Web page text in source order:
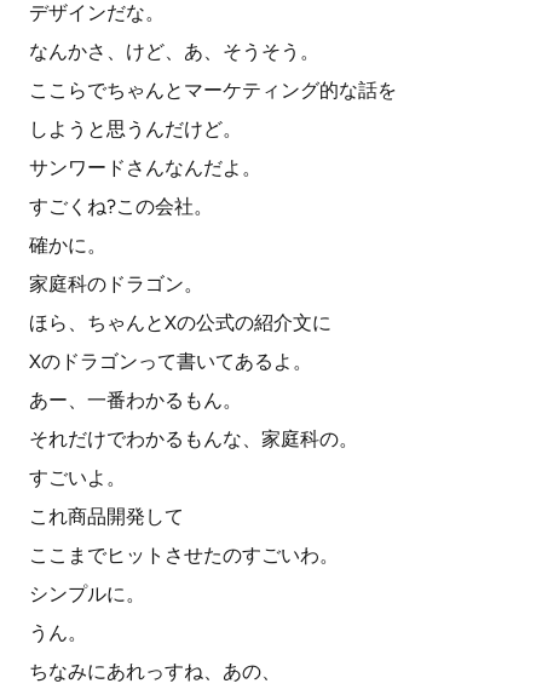
デザインだな。
なんかさ、けど、あ、そうそう。
ここらでちゃんとマーケティング的な話を
しようと思うんだけど。
サンワードさんなんだよ。
すごくね?この会社。
確かに。
家庭科のドラゴン。
ほら、ちゃんとXの公式の紹介文に
Xのドラゴンって書いてあるよ。
あー、一番わかるもん。
それだけでわかるもんな、家庭科の。
すごいよ。
これ商品開発して
ここまでヒットさせたのすごいわ。
シンプルに。
うん。
ちなみにあれっすね、あの、